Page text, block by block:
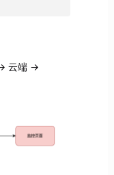
云端 ->